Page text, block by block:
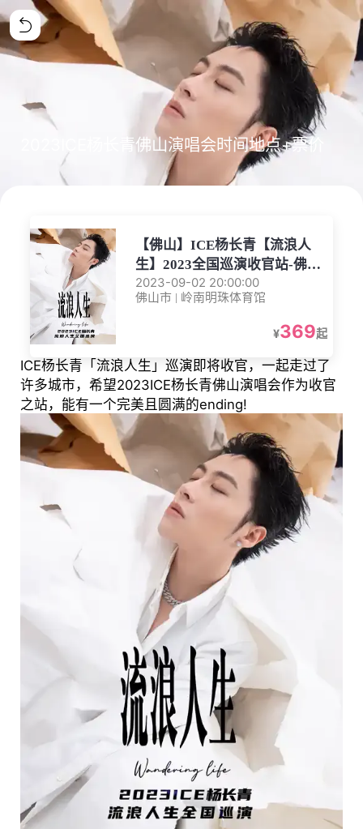
2023ICE杨长青佛山演唱会时间地点+票价
【佛山】ICE杨长青【流浪人
生】2023全国巡演收官站-佛山
站
2023-09-02 20:00:00
佛山市 | 岭南明珠体育馆
¥369起
ICE杨长青「流浪人生」巡演即将收官，一起走过了
许多城市，希望2023ICE杨长青佛山演唱会作为收官
之站，能有一个完美且圆满的ending!